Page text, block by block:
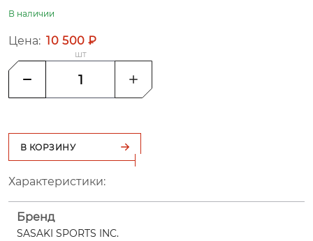
В наличии
Цена: 10 500 ₽
шт
В КОРЗИНУ
Характеристики:
Бренд
SASAKI SPORTS INC.